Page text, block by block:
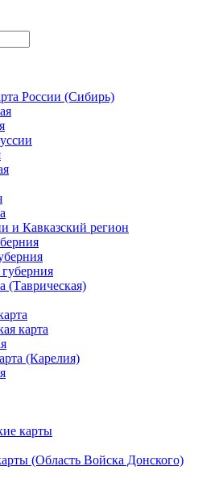
России (Сибирь)
и Кавказский регион
карта
(Карелия)
карты
(Область Войска Донского)